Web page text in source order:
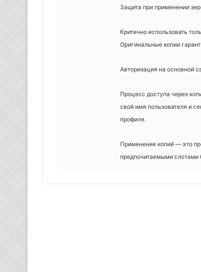
Защита при применении
Критично использовать
Оригинальные копии
Авторизация на основной
Процесс доступа через
свой имя пользователя и
профиля.
Применение копий — это
предпочитаемыми слотами